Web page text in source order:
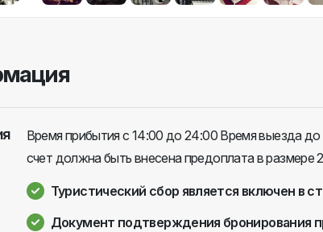
Время прибытия с 14:00 до 24:00 Время выезда
счет должна быть внесена предоплата в размере
Туристический сбор является включен в
Документ подтверждения бронирования